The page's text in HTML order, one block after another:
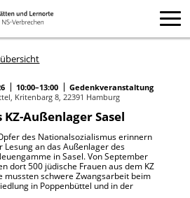
10:00–13:00
Gedenkveranstaltung
Kritenbarg 8, 22391 Hamburg
Außenlager Sasel
des Nationalsozialismus erinnern
an das Außenlager des
in Sasel. Von September
dort 500 jüdische Frauen aus dem KZ
mussten schwere Zwangsarbeit beim
in Poppenbüttel und in der